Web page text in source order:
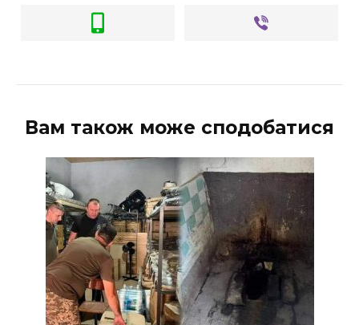
Вам також може сподобатися